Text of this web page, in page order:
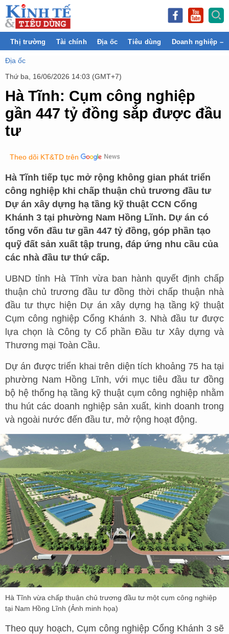
Thị trường Tài chính Địa ốc Tiêu dùng Doanh nghiệp –
Địa ốc
Thứ ba, 16/06/2026 14:03 (GMT+7)
Hà Tĩnh: Cụm công nghiệp
gần 447 tỷ đồng sắp được đầu
tư
Theo dõi KT&TD trên
Hà Tĩnh tiếp tục mở rộng không gian phát triển
công nghiệp khi chấp thuận chủ trương đầu tư
Dự án xây dựng hạ tầng kỹ thuật CCN Cổng
Khánh 3 tại phường Nam Hồng Lĩnh. Dự án có
tổng vốn đầu tư gần 447 tỷ đồng, góp phần tạo
quỹ đất sản xuất tập trung, đáp ứng nhu cầu của
các nhà đầu tư thứ cấp.
UBND tỉnh Hà Tĩnh vừa ban hành quyết định chấp
thuận chủ trương đầu tư đồng thời chấp thuận nhà
đầu tư thực hiện Dự án xây dựng hạ tầng kỹ thuật
Cụm công nghiệp Cổng Khánh 3. Nhà đầu tư được
lựa chọn là Công ty Cổ phần Đầu tư Xây dựng và
Thương mại Toàn Cầu.
Dự án được triển khai trên diện tích khoảng 75 ha tại
phường Nam Hồng Lĩnh, với mục tiêu đầu tư đồng
bộ hệ thống hạ tầng kỹ thuật cụm công nghiệp nhằm
thu hút các doanh nghiệp sản xuất, kinh doanh trong
và ngoài nước đến đầu tư, mở rộng hoạt động.
Hà Tĩnh vừa chấp thuận chủ trương đầu tư một cụm công nghiệp
tại Nam Hồng Lĩnh (Ảnh minh họa)
Theo quy hoạch, Cụm công nghiệp Cổng Khánh 3 sẽ